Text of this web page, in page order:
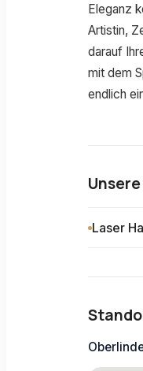
Eleganz
Artistin,
darauf
mit dem
endlich
Laser